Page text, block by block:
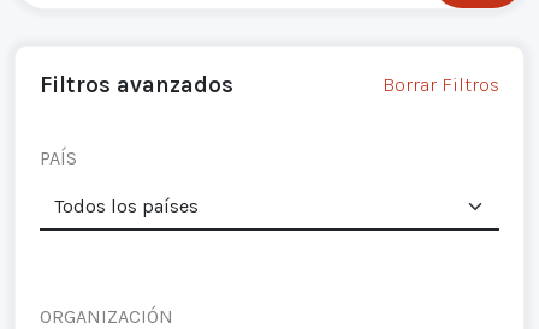
Filtros avanzados Borrar Filtros
PAÍS
ORGANIZACIÓN